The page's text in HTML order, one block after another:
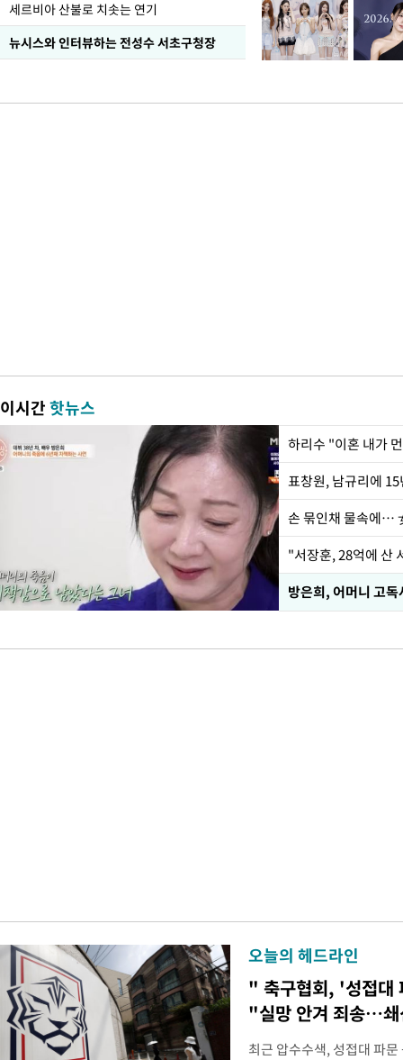
세르비아 산불로 치솟는 연기
뉴시스와 인터뷰하는 전성수 서초구청장
이시간핫뉴스
하리수 "이혼 내가
손 묶인채 물속에…
"서장훈, 28억에 산
방은희, 어머니 고
오늘의 헤드라인
" 축구협회, '성접대
"실망 안겨 죄송…
최근 압수수색, 성접대 파